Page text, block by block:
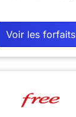
Voir les forfaits